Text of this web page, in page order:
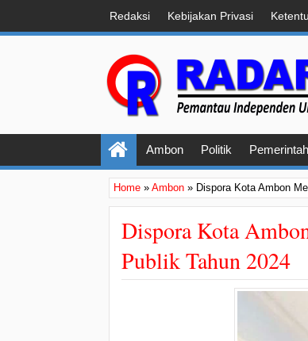
Redaksi Kebijakan Privasi
Ambon Politik
Home » Ambon » Dispora Kota Ambon
Dispora Kota
Publik Tahun 2024